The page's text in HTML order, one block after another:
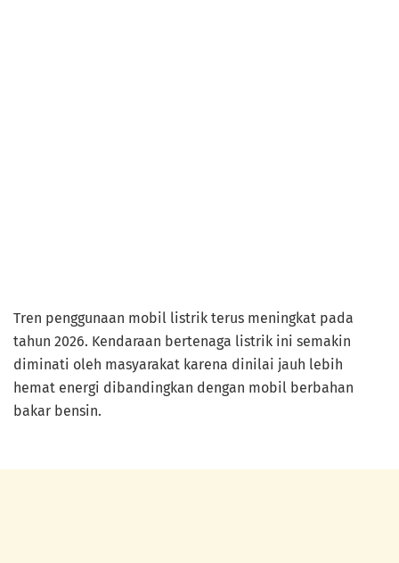
Tren penggunaan mobil listrik terus meningkat pada
tahun 2026. Kendaraan bertenaga listrik ini semakin
diminati oleh masyarakat karena dinilai jauh lebih
hemat energi dibandingkan dengan mobil berbahan
bakar bensin.